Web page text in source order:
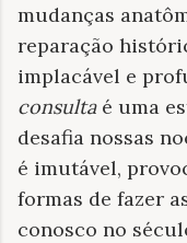
mudanças
reparação
implacável e
consultaé uma
desafia nossas
é imutável,
formas de fazer
conosco no